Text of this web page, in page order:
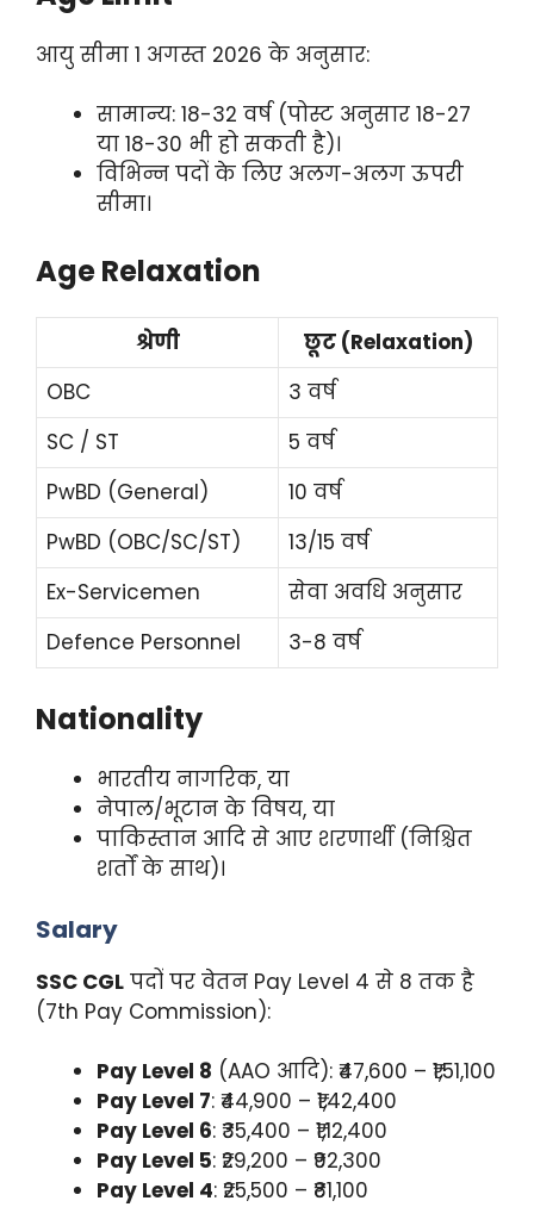
आयु सीमा 1 अगस्त 2026 के अनुसार:
सामान्य: 18-32 वर्ष (पोस्ट अनुसार 18-27
या 18-30 भी हो सकती है)।
विभिन्न पदों के लिए अलग-अलग ऊपरी
सीमा।
Age Relaxation
श्रेणी
छूट (Relaxation)
OBC
3 वर्ष
SC / ST
5 वर्ष
PwBD (General)
10 वर्ष
PwBD (OBC/SC/ST)
13/15 वर्ष
Ex-Servicemen
सेवा अवधि अनुसार
Defence Personnel
3-8 वर्ष
Nationality
भारतीय नागरिक, या
नेपाल/भूटान के विषय, या
पाकिस्तान आदि से आए शरणार्थी (निश्चित
शर्तों के साथ)।
Salary
SSC CGL पदों पर वेतन Pay Level 4 से 8 तक है
(7th Pay Commission):
Pay Level 8 (AAO आदि): ₹47,600 – ₹1,51,100
Pay Level 7: ₹44,900 – ₹1,42,400
Pay Level 6: ₹35,400 – ₹1,12,400
Pay Level 5: ₹29,200 – ₹92,300
Pay Level 4: ₹25,500 – ₹81,100